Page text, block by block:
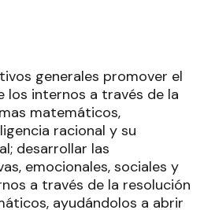
generales promover el
los internos a través de la
matemáticos,
racional y su
desarrollar las
emocionales, sociales y
a través de la resolución
ayudándolos a abrir